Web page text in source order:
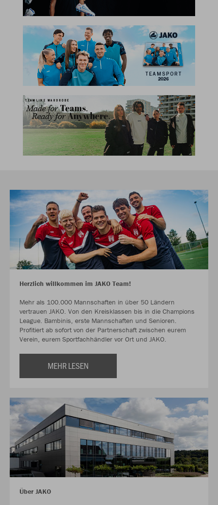
Herzlich willkommen im JAKO Team!
Mehr als 100.000 Mannschaften in über 50 Ländern
vertrauen JAKO. Von den Kreisklassen bis in die Champions
League. Bambinis, erste Mannschaften und Senioren.
Profitiert ab sofort von der Partnerschaft zwischen eurem
Verein, eurem Sportfachhändler vor Ort und JAKO.
MEHR LESEN
Über JAKO